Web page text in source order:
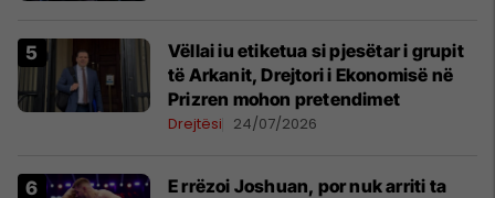
Vëllai iu etiketua si pjesëtar i grupit
të Arkanit, Drejtori i Ekonomisë në
Prizren mohon pretendimet
Drejtësi 24/07/2026
E rrëzoi Joshuan, por nuk arriti ta